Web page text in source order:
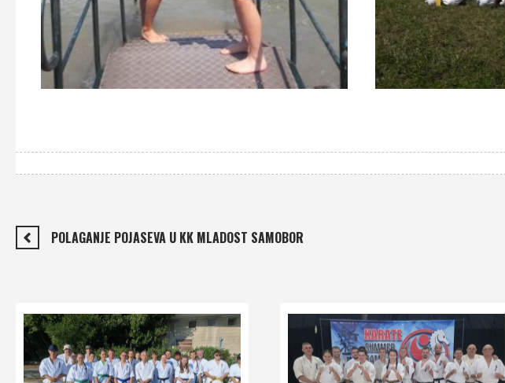
POLAGANJE POJASEVA U KK MLADOST SAMOBOR